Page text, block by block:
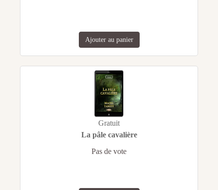
Ajouter au panier
Gratuit
La pâle cavalière
Pas de vote